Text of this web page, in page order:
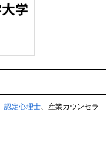
、認定心理士 、産業カウンセラ